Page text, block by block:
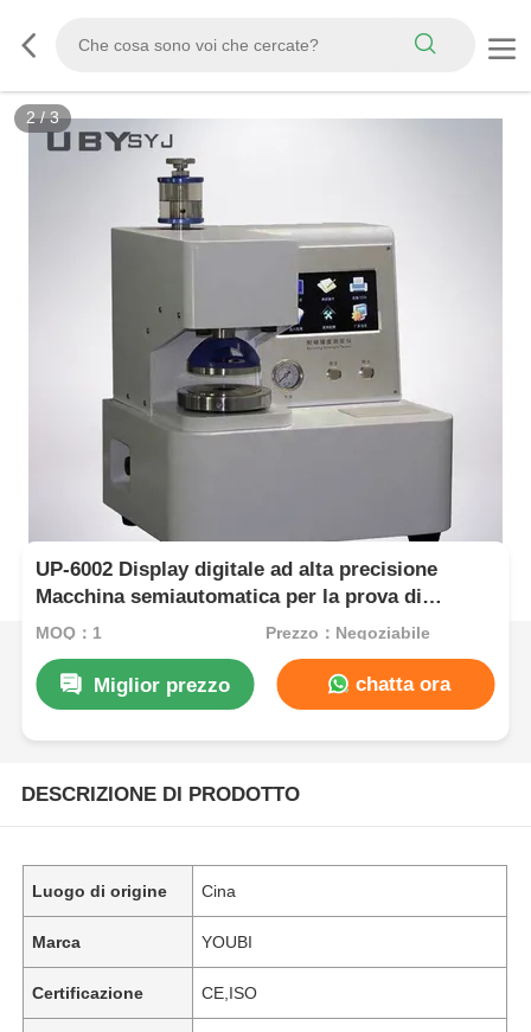
2/3
UP-6002 Display digitale ad alta precisione
Macchina semiautomatica per la prova di
scoppio del cartone per l'ispezione della qualità
MOQ：1 Prezzo：Negoziabile
Miglior prezzo chatta ora
DESCRIZIONE DI PRODOTTO
Luogo di origine Cina
Marca YOUBI
Certificazione CE,ISO